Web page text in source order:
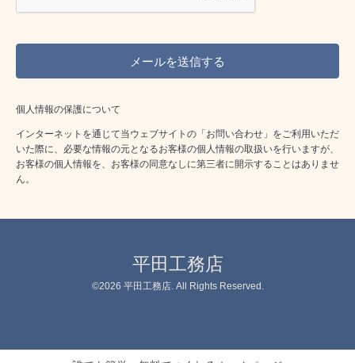
個人情報の保護について
インターネットを通じて当ウェブサイトの「お問い合わせ」をご利用いただ
いた際に、必要な情報の元となるお客様の個人情報の取扱いを行いますが、
お客様の個人情報を、お客様の同意なしに第三者に開示することはありませ
ん。
平田工務店
©2026 平田工務店. All Rights Reserved.